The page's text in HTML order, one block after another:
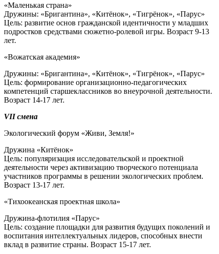
«Маленькая страна»
Дружины: «Бригантина», «Китёнок», «Тигрёнок», «Парус»
Цель: развитие основ гражданской идентичности у младших
подростков средствами сюжетно-ролевой игры. Возраст 9-13
лет.
«Вожатская академия»
Дружины: «Бригантина», «Китёнок», «Тигрёнок», «Парус»
Цель: формирование организационно-педагогических
компетенций старшеклассников во внеурочной деятельности.
Возраст 14-17 лет.
VII смена
Экологический форум «Живи, Земля!»
Дружина «Китёнок»
Цель: популяризация исследовательской и проектной
деятельности через активизацию творческого потенциала
участников программы в решении экологических проблем.
Возраст 13-17 лет.
«Тихоокеанская проектная школа»
Дружина-флотилия «Парус»
Цель: создание площадки для развития будущих поколений и
воспитания интеллектуальных лидеров, способных внести
вклад в развитие страны. Возраст 15-17 лет.